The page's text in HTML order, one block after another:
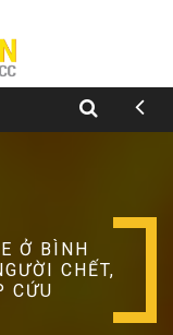
Ở BÌNH
CHẾT,
CỨU